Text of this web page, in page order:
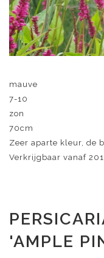
mauve
7-10
zon
70cm
Zeer aparte kleur, de
Verkrijgbaar vanaf
'AMPLE